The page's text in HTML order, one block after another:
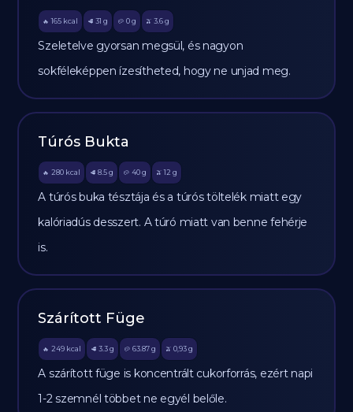
🔥 165 kcal 🥩 31 g 🥔 0g 🫒 3.6 g
Szeletelve gyorsan megsül, és nagyon
sokféleképpen ízesítheted, hogy ne unjad meg.
Túrós Bukta
🔥 280 kcal 🥩 8.5 g 🥔 40g 🫒 12 g
A túrós buka tésztája és a túrós töltelék miatt egy
kalóriadús desszert. A túró miatt van benne fehérje
is.
Szárított Füge
🔥 249 kcal 🥩 3.3 g 🥔 63.87g 🫒 0,93 g
A szárított füge is koncentrált cukorforrás, ezért napi
1-2 szemnél többet ne egyél belőle.